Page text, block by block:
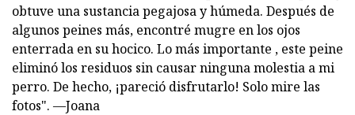
obtuve una sustancia pegajosa y húmeda. Después de
algunos peines más, encontré mugre en los ojos
enterrada en su hocico. Lo más importante , este peine
eliminó los residuos sin causar ninguna molestia a mi
perro. De hecho, ¡pareció disfrutarlo! Solo mire las
fotos". —Joana